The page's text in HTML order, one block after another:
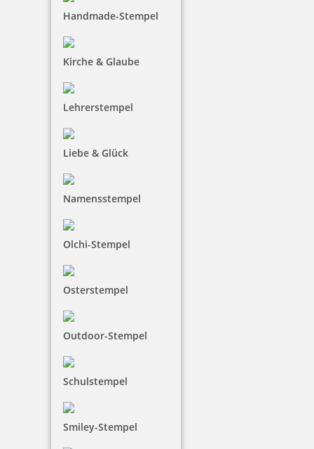
Handmade-Stempel
Kirche & Glaube
Lehrerstempel
Liebe & Glück
Namensstempel
Olchi-Stempel
Osterstempel
Outdoor-Stempel
Schulstempel
Smiley-Stempel